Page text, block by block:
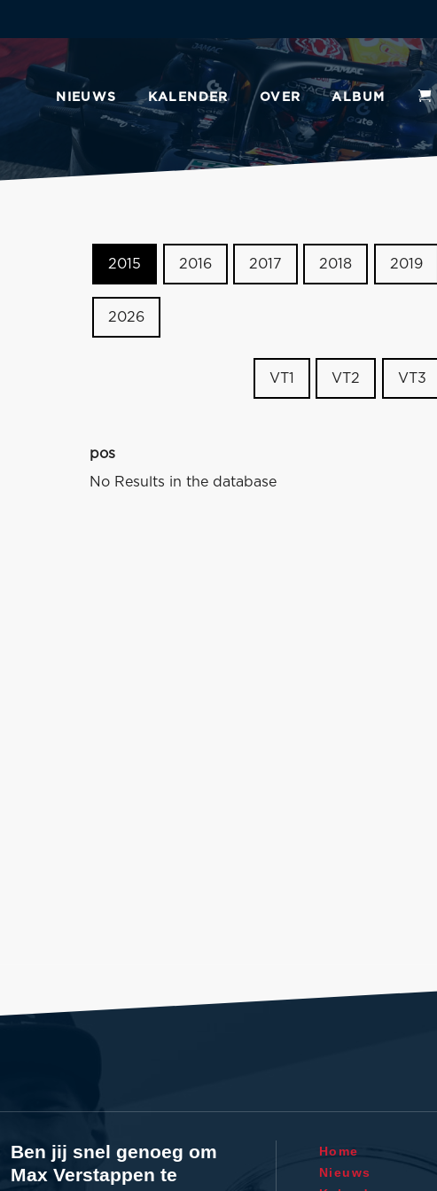
NIEUWS KALENDER OVER ALBUM
2015 2016 2017 2018 2019
2026
VT1 VT2 VT3
pos
No Results in the database
Ben jij snel genoeg om
Max Verstappen te
Home
Nieuws